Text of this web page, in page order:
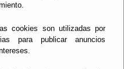
cookies son utilizadas por
para publicar anuncios